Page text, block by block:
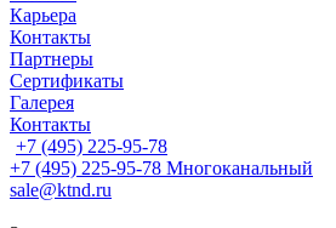
Карьера
Контакты
Партнеры
Сертификаты
Галерея
Контакты
+7 (495) 225-95-78
+7 (495) 225-95-78 Многоканальный
sale@ktnd.ru